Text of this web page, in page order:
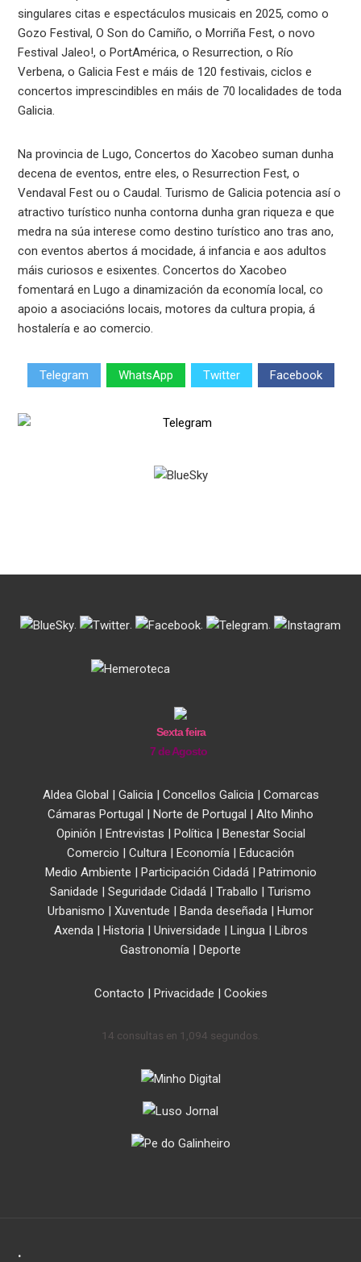
singulares citas e espectáculos musicais en 2025, como o
Gozo Festival, O Son do Camiño, o Morriña Fest, o novo
Festival Jaleo!, o PortAmérica, o Resurrection, o Río
Verbena, o Galicia Fest e máis de 120 festivais, ciclos e
concertos imprescindibles en máis de 70 localidades de toda
Galicia.
Na provincia de Lugo, Concertos do Xacobeo suman dunha
decena de eventos, entre eles, o Resurrection Fest, o
Vendaval Fest ou o Caudal. Turismo de Galicia potencia así o
atractivo turístico nunha contorna dunha gran riqueza e que
medra na súa interese como destino turístico ano tras ano,
con eventos abertos á mocidade, á infancia e aos adultos
máis curiosos e esixentes. Concertos do Xacobeo
fomentará en Lugo a dinamización da economía local, co
apoio a asociacións locais, motores da cultura propia, á
hostalería e ao comercio.
Telegram WhatsApp Twitter Facebook
. . . .
Sexta feira
7 de Agosto
Aldea Global | Galicia| Concellos Galicia| Comarcas
Cámaras Portugal | Norte de Portugal | Alto Minho
Opinión | Entrevistas | Política| Benestar Social
Comercio | Cultura | Economía | Educación
Medio Ambiente | Participación Cidadá| Patrimonio
Sanidade | Seguridade Cidadá | Traballo | Turismo
Urbanismo | Xuventude | Banda deseñada | Humor
Axenda| Historia| Universidade | Lingua| Libros
Gastronomía | Deporte
Contacto | Privacidade | Cookies
14 consultas en 1,094 segundos.
.